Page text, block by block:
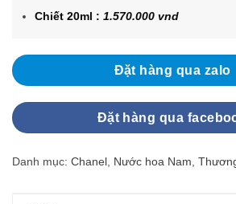
Chiết 20ml :1.570.000 vnd
Đặt hàng qua zalo
Đặt hàng qua
Danh mục: Chanel Nước hoa Nam